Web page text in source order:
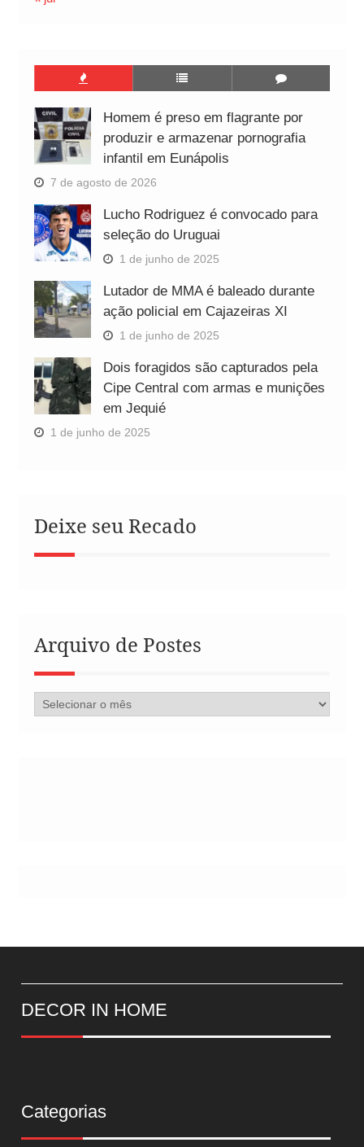
Homem é preso em flagrante por
produzir e armazenar pornografia
infantil em Eunápolis
7 de agosto de 2026
Lucho Rodriguez é convocado para
seleção do Uruguai
1 de junho de 2025
Lutador de MMA é baleado durante
ação policial em Cajazeiras XI
1 de junho de 2025
Dois foragidos são capturados pela
Cipe Central com armas e munições
em Jequié
1 de junho de 2025
Deixe seu Recado
Arquivo de Postes
Arquivo
de
DECOR IN HOME
Categorias